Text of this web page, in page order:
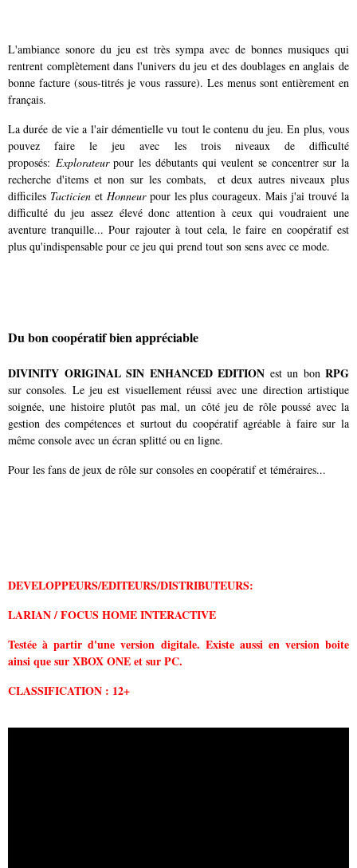
L'ambiance sonore du jeu est très sympa avec de bonnes musiques qui
rentrent complètement dans l'univers du jeu et des doublages en anglais de
bonne facture (sous-titrés je vous rassure). Les menus sont entièrement en
français.
La durée de vie a l'air démentielle vu tout le contenu du jeu. En plus, vous
pouvez faire le jeu avec les trois niveaux de difficulté
proposés: Explorateurpour les débutants qui veulent se concentrer sur la
recherche d'items et non sur les combats, et deux autres niveaux plus
difficiles Tacticienet Honneurpour les plus courageux. Mais j'ai trouvé la
difficulté du jeu assez élevé donc attention à ceux qui voudraient une
aventure tranquille... Pour rajouter à tout cela, le faire en coopératif est
plus qu'indispensable pour ce jeu qui prend tout son sens avec ce mode.
Du bon coopératif bien appréciable
DIVINITY ORIGINAL SIN ENHANCED EDITION est un bon RPG
sur consoles. Le jeu est visuellement réussi avec une direction artistique
soignée, une histoire plutôt pas mal, un côté jeu de rôle poussé avec la
gestion des compétences et surtout du coopératif agréable à faire sur la
même console avec un écran splitté ou en ligne.
Pour les fans de jeux de rôle sur consoles en coopératif et téméraires...
DEVELOPPEURS/EDITEURS/DISTRIBUTEURS:
LARIAN / FOCUS HOME INTERACTIVE
Testée à partir d'une version digitale. Existe aussi en version boite
ainsi que sur XBOX ONE et sur PC.
CLASSIFICATION : 12+